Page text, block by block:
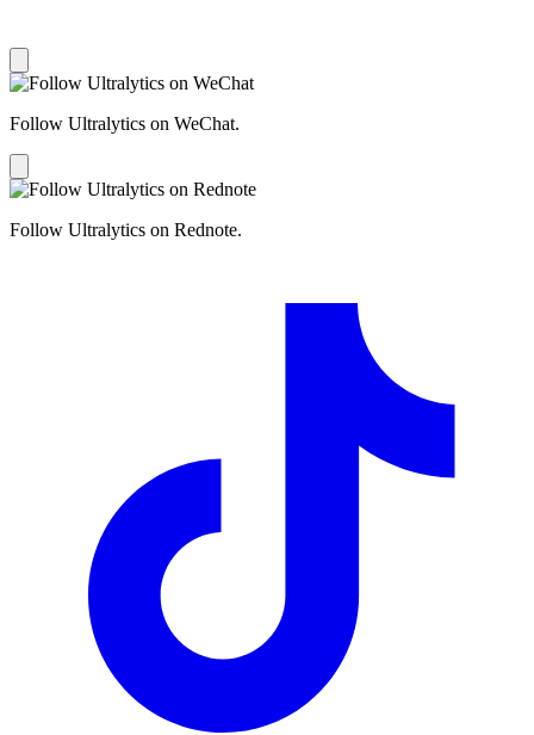
Follow Ultralytics on WeChat.
Follow Ultralytics on Rednote.